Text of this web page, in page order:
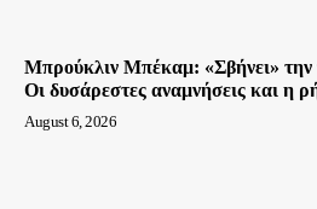
Μπρούκλιν Μπέκαμ: «Σβήνει» την
Οι δυσάρεστες αναμνήσεις και η
August 6, 2026